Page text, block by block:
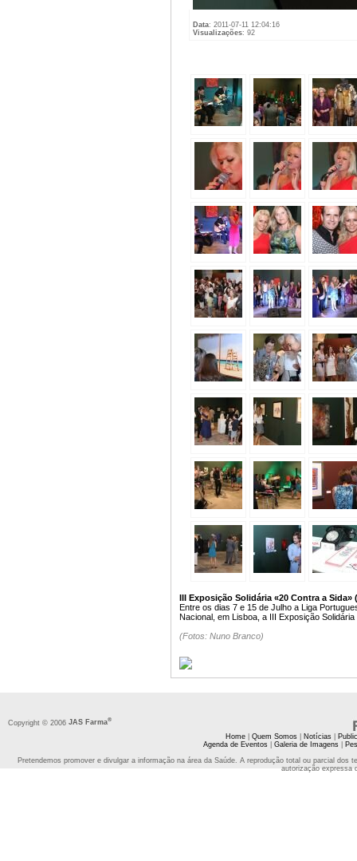
Data: 2011-07-11 12:04:16
Visualizações: 92
III Exposição Solidária «20 Contra a Sida»
Entre os dias 7 e 15 de Julho a Liga
Nacional, em Lisboa, a III Exposição
(Fotos: Nuno Branco)
Copyright © 2006 JAS Farma®
Home| Quem Somos| Notícias|
Agenda de Eventos| Galeria de Imagens|
Pretendemos promover e divulgar a informação na área da Saúde. A reprodução total ou parcial
autorização expressa